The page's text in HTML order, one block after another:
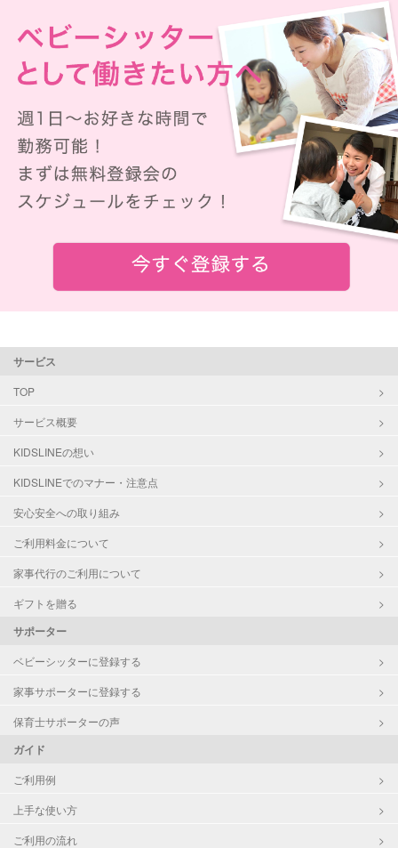
サービス
TOP
サービス概要
KIDSLINEの想い
KIDSLINEでのマナー・注意点
安心安全への取り組み
ご利用料金について
家事代行のご利用について
ギフトを贈る
サポーター
ベビーシッターに登録する
家事サポーターに登録する
保育士サポーターの声
ガイド
ご利用例
上手な使い方
ご利用の流れ